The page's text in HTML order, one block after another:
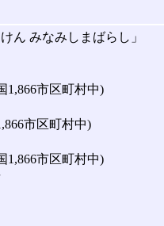
ん みなみしまばらし」
1,866市区町村中)
市区町村中)
1,866市区町村中)